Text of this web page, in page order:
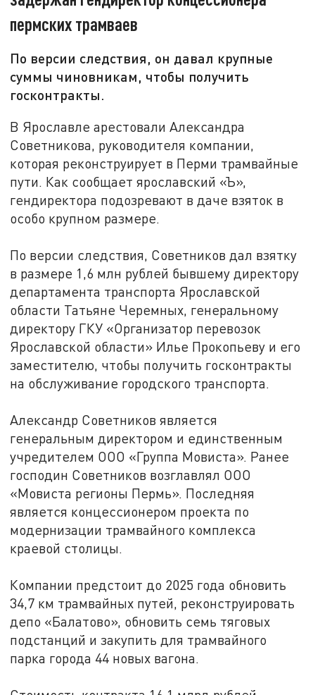
пермских трамваев
По версии следствия, он давал крупные
суммы чиновникам, чтобы получить
госконтракты.
В Ярославле арестовали Александра
Советникова, руководителя компании,
которая реконструирует в Перми трамвайные
пути. Как сообщает ярославский «Ъ»,
гендиректора подозревают в даче взяток в
особо крупном размере.
По версии следствия, Советников дал взятку
в размере 1,6 млн рублей бывшему директору
департамента транспорта Ярославской
области Татьяне Черемных, генеральному
директору ГКУ «Организатор перевозок
Ярославской области» Илье Прокопьеву и его
заместителю, чтобы получить госконтракты
на обслуживание городского транспорта.
Александр Советников является
генеральным директором и единственным
учредителем ООО «Группа Мовиста». Ранее
господин Советников возглавлял ООО
«Мовиста регионы Пермь». Последняя
является концессионером проекта по
модернизации трамвайного комплекса
краевой столицы.
Компании предстоит до 2025 года обновить
34,7 км трамвайных путей, реконструировать
депо «Балатово», обновить семь тяговых
подстанций и закупить для трамвайного
парка города 44 новых вагона.